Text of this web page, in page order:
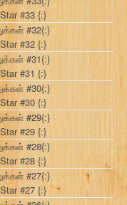
#33 {:}
#32{:}
#32 {:}
#31{:}
#31 {:}
#30{:}
#30 {:}
#29{:}
#29 {:}
#28{:}
#28 {:}
#27{:}
#27 {:}